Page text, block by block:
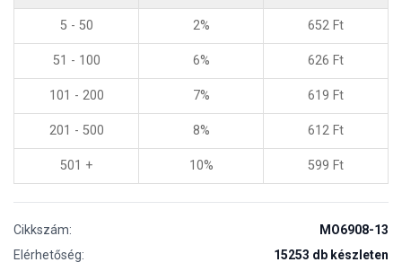
5 - 50 2% 652 Ft
51 - 100 6% 626 Ft
101 - 200 7% 619 Ft
201 - 500 8% 612 Ft
501 + 10% 599 Ft
Cikkszám:
MO6908-13
Elérhetőség:
15253 db készleten